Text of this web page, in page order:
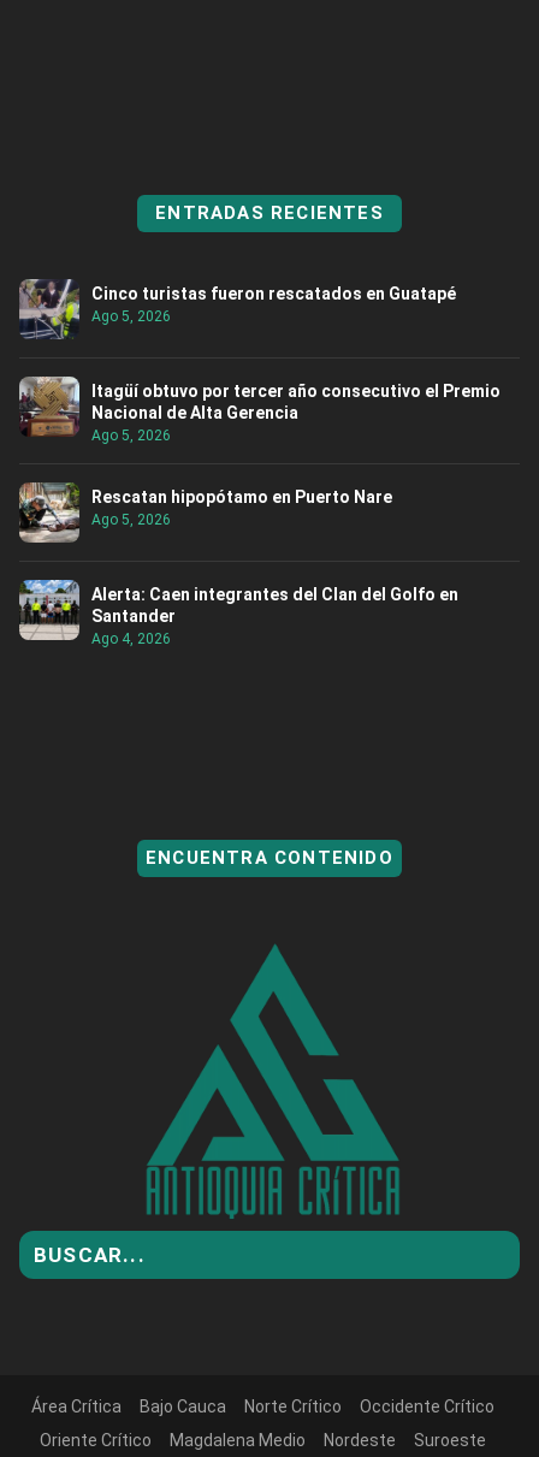
ENTRADAS RECIENTES
Cinco turistas fueron rescatados en Guatapé
Ago 5, 2026
Itagüí obtuvo por tercer año consecutivo el Premio
Nacional de Alta Gerencia
Ago 5, 2026
Rescatan hipopótamo en Puerto Nare
Ago 5, 2026
Alerta: Caen integrantes del Clan del Golfo en
Santander
Ago 4, 2026
ENCUENTRA CONTENIDO
Área Crítica Bajo Cauca Norte Crítico
Occidente Crítico
Oriente Crítico
Magdalena Medio Nordeste Suroeste